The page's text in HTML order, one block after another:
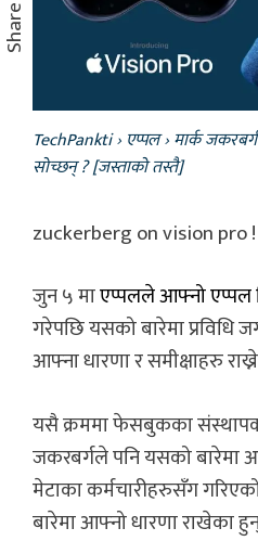
TechPankti› एप्पल›मार्क
सोच्छन् ? [जस्ताको तस्तै]
zuckerberg on vision pro !
जुन ५ माएप्पलले आफ्नो एप्पल
गरेपछि यसको बारेमा प्रविधि
आफ्ना धारणा र समीक्षाहरु
यसै क्रममा फेसबुकका
जकरबर्गले पनि यसको बारेमा
मेटाका कर्मचारीहरुसँग
बारेमा आफ्नो धारणा राखेका